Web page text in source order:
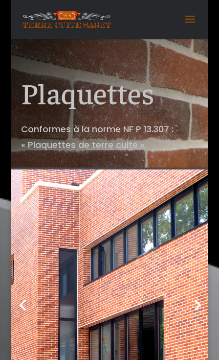
Plaquettes
Conformes à la norme NF P 13.307 :
« Plaquettes de terre cuite ».